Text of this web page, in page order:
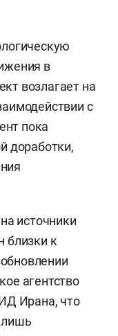
в
возлагает на
с
пока
доработки,
источники
близки к
агентство
Ирана, что
лишь